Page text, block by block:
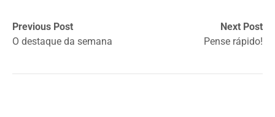
Previous Post
O destaque da semana
Next Post
Pense rápido!